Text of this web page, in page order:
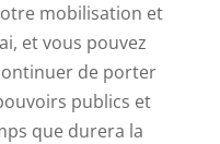
mobilisation et
et vous pouvez
de porter
publics et
que durera la